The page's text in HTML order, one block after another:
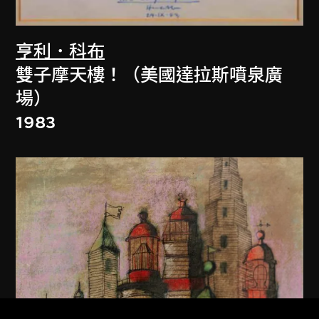
亨利．科布
雙子摩天樓！（美國達拉斯噴泉廣
場）
1983